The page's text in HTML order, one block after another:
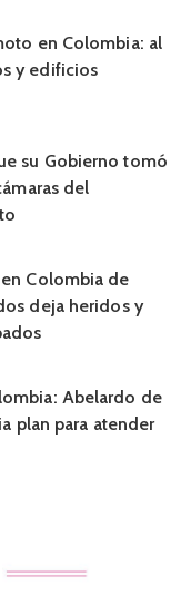
en Colombia: al
y edificios
su Gobierno tomó
del
Colombia de
deja heridos y
Abelardo de
plan para atender